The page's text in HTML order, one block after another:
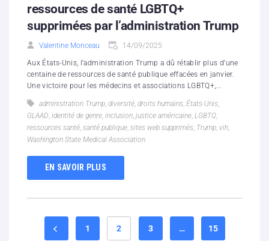
ressources de santé LGBTQ+
supprimées par l’administration Trump
Valentine Monceau 14/09/2025
Aux États-Unis, l’administration Trump a dû rétablir plus d’une
centaine de ressources de santé publique effacées en janvier.
Une victoire pour les médecins et associations LGBTQ+,...
administration Trump, diversité, droits humains, États-Unis,
GLAAD, identité de genre, inclusion, justice américaine, LGBTQ,
ressources santé, santé publique, sites web supprimés, Trump, vih,
Washington State Medical Association
EN SAVOIR PLUS
1 2 3 … 15